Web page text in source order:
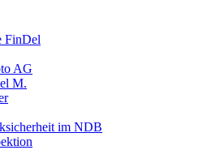
FinDel
AG
M.
­im NDB